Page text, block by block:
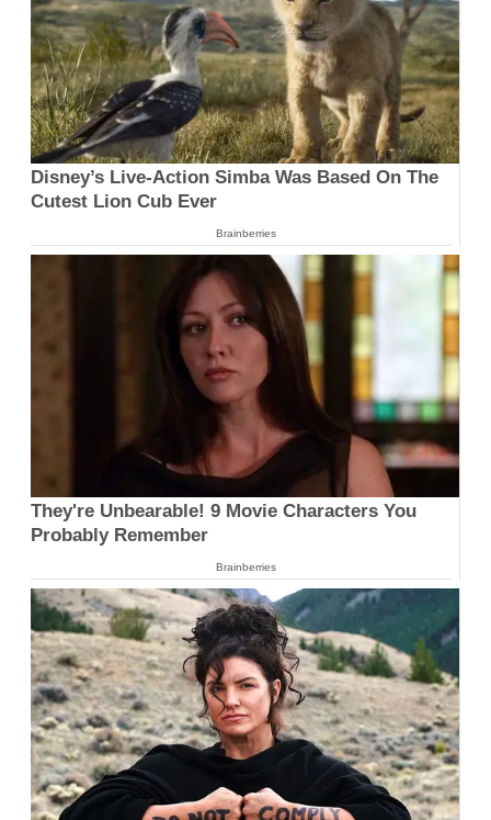
Disney’s Live-Action Simba Was Based On The
Cutest Lion Cub Ever
Brainberries
They're Unbearable! 9 Movie Characters You
Probably Remember
Brainberries